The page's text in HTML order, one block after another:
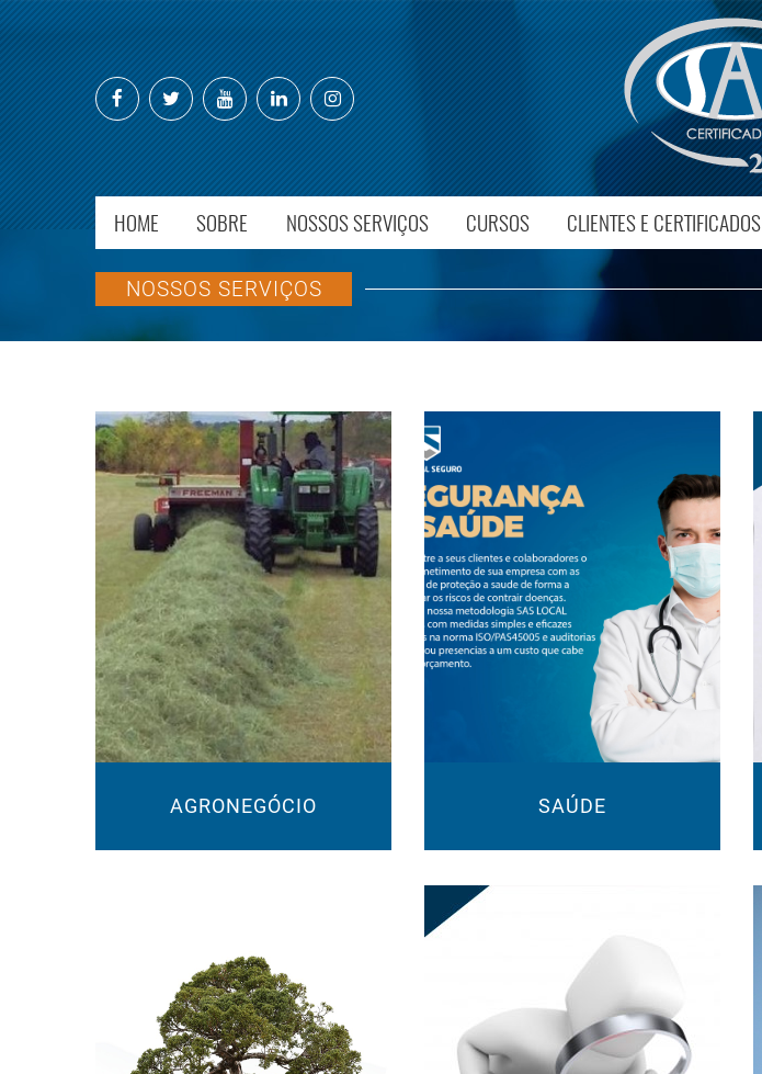
HOME SOBRE NOSSOS SERVIÇOS CURSOS CLIENTES E CERTIFICADOS
NOSSOS SERVIÇOS
AGRONEGÓCIO SAÚDE